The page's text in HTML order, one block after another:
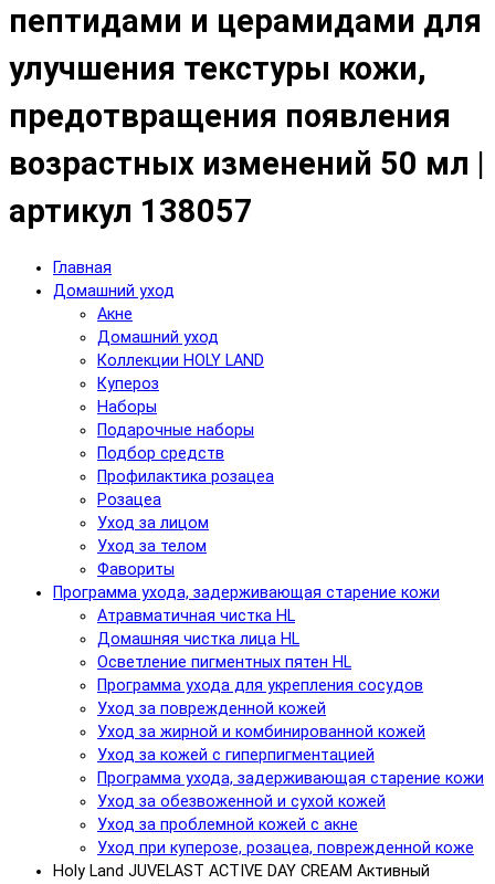
пептидами и церамидами для
улучшения текстуры кожи,
предотвращения появления
возрастных изменений 50 мл |
артикул 138057
Главная
Домашний уход
Акне
Домашний уход
Коллекции HOLY LAND
Купероз
Наборы
Подарочные наборы
Подбор средств
Профилактика розацеа
Розацеа
Уход за лицом
Уход за телом
Фавориты
Программа ухода, задерживающая старение кожи
Атравматичная чистка HL
Домашняя чистка лица HL
Осветление пигментных пятен HL
Программа ухода для укрепления сосудов
Уход за поврежденной кожей
Уход за жирной и комбинированной кожей
Уход за кожей с гиперпигментацией
Программа ухода, задерживающая старение кожи
Уход за обезвоженной и сухой кожей
Уход за проблемной кожей с акне
Уход при куперозе, розацеа, поврежденной коже
Holy Land JUVELAST ACTIVE DAY CREAM Активный